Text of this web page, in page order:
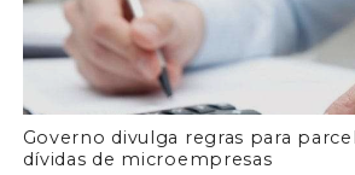
Governo divulga regras para
dívidas de microempresas